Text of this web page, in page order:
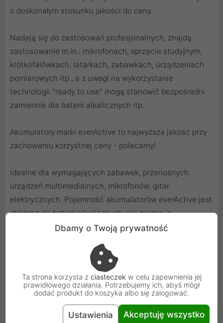
o doskonałym stosunku jakości do ceny.
Nadają się do zastosowań profesjonalnych, znajdą
zastosowanie m.in.: mikrofonach, sprzęcie studyjnym,
krótkofalówkach, latarkach, zabawkach, urządzeniach
pomiarowych itp., a z uwagi na wykorzystanie
technologii "ready to use" mogą stanowić bezpośredni
zamiennik dla baterii alkalicznych itp.
Akumulatory marki everActive to najwyższa jakość przy
zachowaniu korzystnej ceny - polecamy!
Idealne dla wymagających zabawek, przenośnych
urządzeń multimedialnych, mikrofonów, gitar
elektrycznych. Pojemność akumulatorów everActive jest
zbliżona do baterii alkalicznych, ale można je
wielokrotnie ładować (nawet do 1200x). Ponadto
Świetne również do mniej typowych zastosowań - do
gripów karabinków paintball, ASG gdzie baterie
alkaliczne są zbyt mało wydajne.
Dbamy o Twoją prywatność
Ta strona korzysta z ciasteczek w celu zapewnienia jej
prawidłowego działania. Potrzebujemy ich, abyś mógł
dodać produkt do koszyka albo się zalogować.
Ustawienia Akceptuję wszystko